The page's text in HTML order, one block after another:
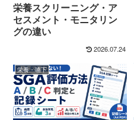
栄養スクリーニング・ア
セスメント・モニタリン
グの違い
2026.07.24
栄養・嚥下